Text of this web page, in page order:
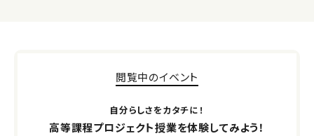
閲覧中のイベント
自分らしさをカタチに！
高等課程プロジェクト授業を体験してみよう！